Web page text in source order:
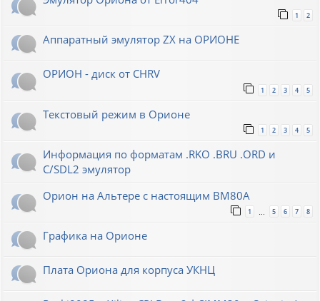
1 2
Аппаратный эмулятор ZX на ОРИОНЕ
ОРИОН - диск от CHRV
1 2 3 4 5
Текстовый режим в Орионе
1 2 3 4 5
Информация по форматам .RKO .BRU .ORD и
С/SDL2 эмулятор
Орион на Альтере с настоящим ВМ80А
1 5 6 7 8
Графика на Орионе
Плата Ориона для корпуса УКНЦ